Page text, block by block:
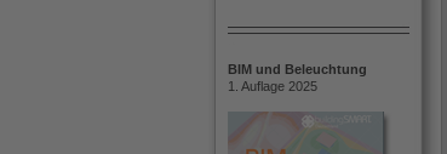
BIM und Beleuchtung
1. Auflage 2025